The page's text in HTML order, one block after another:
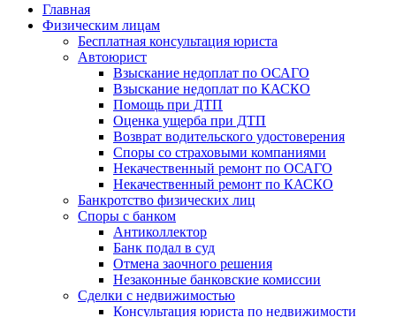
Главная
Физическим лицам
Бесплатная консультация юриста
Автоюрист
Взыскание недоплат по ОСАГО
Взыскание недоплат по КАСКО
Помощь при ДТП
Оценка ущерба при ДТП
Возврат водительского удостоверения
Споры со страховыми компаниями
Некачественный ремонт по ОСАГО
Некачественный ремонт по КАСКО
Банкротство физических лиц
Споры с банком
Антиколлектор
Банк подал в суд
Отмена заочного решения
Незаконные банковские комиссии
Сделки с недвижимостью
Консультация юриста по недвижимости